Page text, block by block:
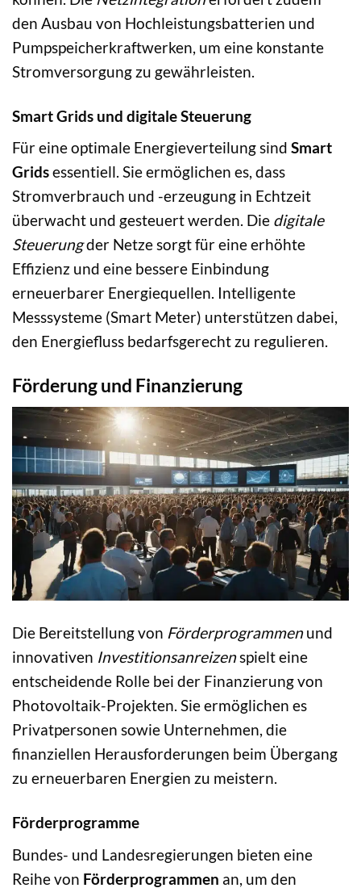
den Ausbau von Hochleistungsbatterien und
Pumpspeicherkraftwerken, um eine konstante
Stromversorgung zu gewährleisten.
Smart Grids und digitale Steuerung
Für eine optimale Energieverteilung sind Smart
Gridsessentiell. Sie ermöglichen es, dass
Stromverbrauch und -erzeugung in Echtzeit
überwacht und gesteuert werden. Die digitale
Steuerungder Netze sorgt für eine erhöhte
Effizienz und eine bessere Einbindung
erneuerbarer Energiequellen. Intelligente
Messsysteme (Smart Meter) unterstützen dabei,
den Energiefluss bedarfsgerecht zu regulieren.
Förderung und Finanzierung
Die Bereitstellung von Förderprogrammenund
innovativen Investitionsanreizenspielt eine
entscheidende Rolle bei der Finanzierung von
Photovoltaik-Projekten. Sie ermöglichen es
Privatpersonen sowie Unternehmen, die
finanziellen Herausforderungen beim Übergang
zu erneuerbaren Energien zu meistern.
Förderprogramme
Bundes- und Landesregierungen bieten eine
Reihe von Förderprogrammen an, um den